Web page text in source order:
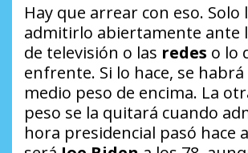
Hay que arrear con eso. Solo
admitirlo abiertamente ante
de televisión o las redes o lo
enfrente. Si lo hace, se
medio peso de encima. La
peso se la quitará cuando
hora presidencial pasó hace